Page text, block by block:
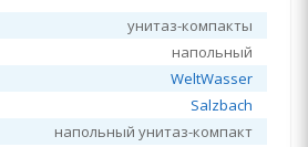
унитаз-компакты
напольный
WeltWasser
Salzbach
напольный унитаз-компакт